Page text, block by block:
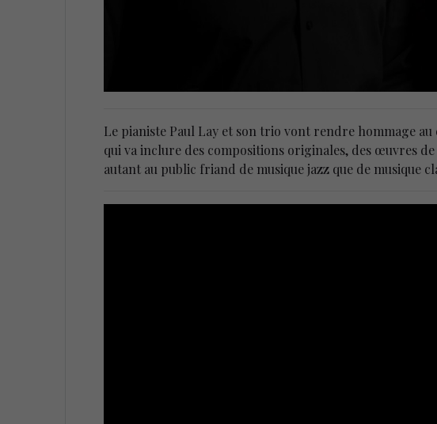
Le pianiste Paul Lay et son trio vont rendre hommage
qui va inclure des compositions originales, des œuvres
autant au public friand de musique jazz que de musique